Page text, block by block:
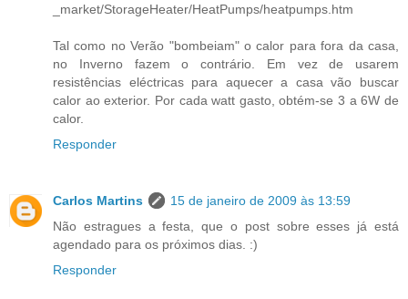
_market/StorageHeater/HeatPumps/heatpumps.htm
Tal como no Verão "bombeiam" o calor para fora da casa,
no Inverno fazem o contrário. Em vez de usarem
resistências eléctricas para aquecer a casa vão buscar
calor ao exterior. Por cada watt gasto, obtém-se 3 a 6W de
calor.
Responder
Carlos Martins
15 de janeiro de 2009 às 13:59
Não estragues a festa, que o post sobre esses já está
agendado para os próximos dias. :)
Responder